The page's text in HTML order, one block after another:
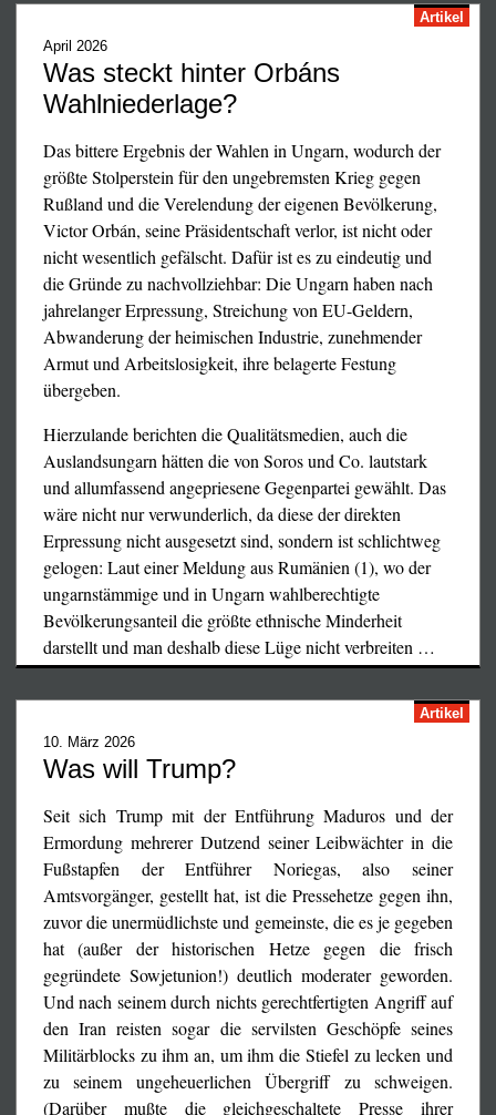
beenden und die Rechte zu wahren, die jeder
demokratischen Nation zugrunde liegen.“Das ist der Post
von Robert F. Kennedy jr. aufXam 11. Januar 2026.
Artikel
April 2026
Was steckt hinter Orbáns
Wahlniederlage?
Das bittere Ergebnis der Wahlen in Ungarn, wodurch der
größte Stolperstein für den ungebremsten Krieg gegen
Rußland und die Verelendung der eigenen Bevölkerung,
Victor Orbán, seine Präsidentschaft verlor, ist nicht oder
nicht wesentlich gefälscht. Dafür ist es zu eindeutig und
die Gründe zu nachvollziehbar: Die Ungarn haben nach
jahrelanger Erpressung, Streichung von EU-Geldern,
Abwanderung der heimischen Industrie, zunehmender
Armut und Arbeitslosigkeit, ihre belagerte Festung
übergeben.
Hierzulande berichten die Qualitätsmedien, auch die
Auslandsungarn hätten die von Soros und Co. lautstark
und allumfassend angepriesene Gegenpartei gewählt. Das
wäre nicht nur verwunderlich, da diese der direkten
Erpressung nicht ausgesetzt sind, sondern ist schlichtweg
gelogen: Laut einer Meldung aus Rumänien (1), wo der
ungarnstämmige und in Ungarn wahlberechtigte
Bevölkerungsanteil die größte ethnische Minderheit
darstellt und man deshalb diese Lüge nicht verbreiten …
Artikel
10. März 2026
Was will Trump?
Seit sich Trump mit der Entführung Maduros und der
Ermordung mehrerer Dutzend seiner Leibwächter in die
Fußstapfen der Entführer Noriegas, also seiner
Amtsvorgänger, gestellt hat, ist die Pressehetze gegen ihn,
zuvor die unermüdlichste und gemeinste, die es je gegeben
hat (außer der historischen Hetze gegen die frisch
gegründete Sowjetunion!) deutlich moderater geworden.
Und nach seinem durch nichts gerechtfertigten Angriff auf
den Iran reisten sogar die servilsten Geschöpfe seines
Militärblocks zu ihm an, um ihm die Stiefel zu lecken und
zu seinem ungeheuerlichen Übergriff zu schweigen.
(Darüber mußte die gleichgeschaltete Presse ihrer